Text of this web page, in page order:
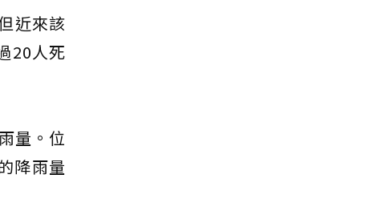
近來該
20人死
量。位
降雨量